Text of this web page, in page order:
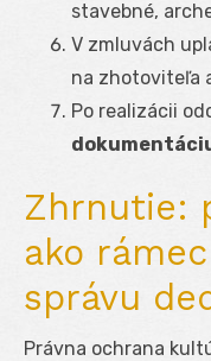
stavebné,
V zmluvách
na zhotoviteľa
Po realizácii
Zhrnutie:
ako
správu
Právna ochrana